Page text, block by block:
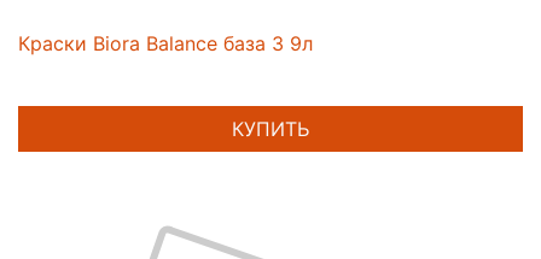
Краски Biora Balance база 3 9л
КУПИТЬ